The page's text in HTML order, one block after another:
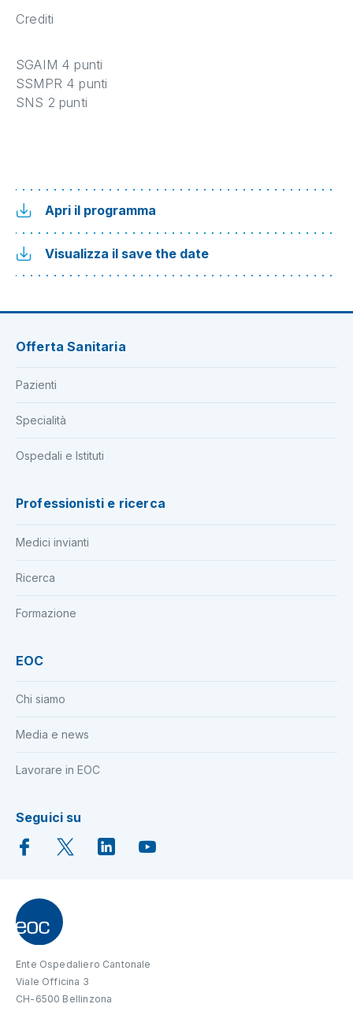
Crediti
SGAIM 4 punti
SSMPR 4 punti
SNS 2 punti
Apri il programma
Visualizza il save the date
Offerta Sanitaria
Pazienti
Specialità
Ospedali e Istituti
Professionisti e ricerca
Medici invianti
Ricerca
Formazione
EOC
Chi siamo
Media e news
Lavorare in EOC
Seguici su
Ente Ospedaliero Cantonale
Viale Officina 3
CH-6500 Bellinzona